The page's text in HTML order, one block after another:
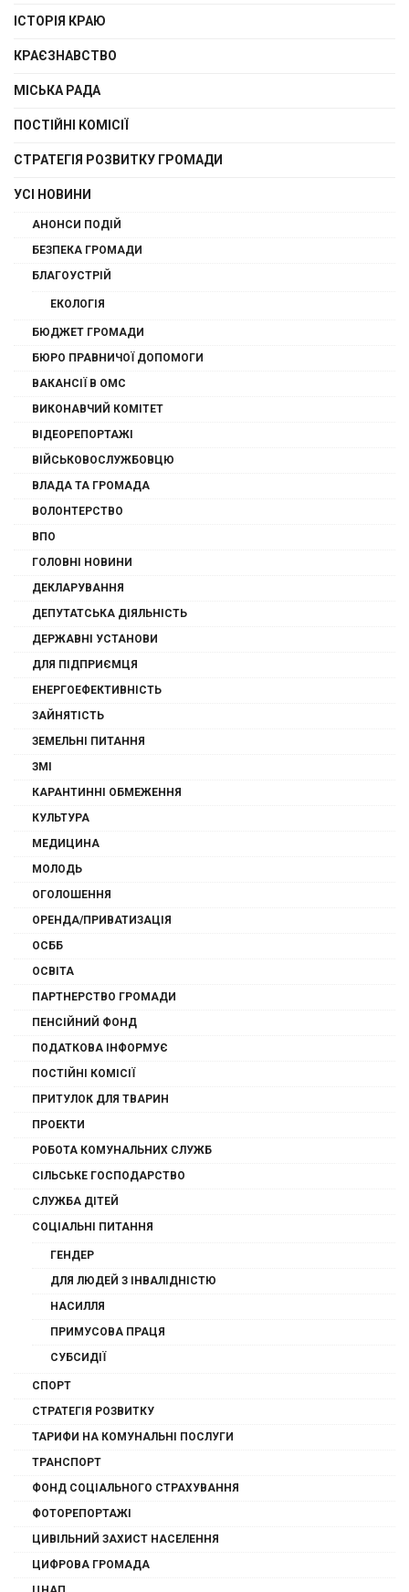
ІСТОРІЯ КРАЮ
КРАЄЗНАВСТВО
МІСЬКА РАДА
ПОСТІЙНІ КОМІСІЇ
СТРАТЕГІЯ РОЗВИТКУ ГРОМАДИ
УСІ НОВИНИ
АНОНСИ ПОДІЙ
БЕЗПЕКА ГРОМАДИ
БЛАГОУСТРІЙ
ЕКОЛОГІЯ
БЮДЖЕТ ГРОМАДИ
БЮРО ПРАВНИЧОЇ ДОПОМОГИ
ВАКАНСІЇ В ОМС
ВИКОНАВЧИЙ КОМІТЕТ
ВІДЕОРЕПОРТАЖІ
ВІЙСЬКОВОСЛУЖБОВЦЮ
ВЛАДА ТА ГРОМАДА
ВОЛОНТЕРСТВО
ВПО
ГОЛОВНІ НОВИНИ
ДЕКЛАРУВАННЯ
ДЕПУТАТСЬКА ДІЯЛЬНІСТЬ
ДЕРЖАВНІ УСТАНОВИ
ДЛЯ ПІДПРИЄМЦЯ
ЕНЕРГОЕФЕКТИВНІСТЬ
ЗАЙНЯТІСТЬ
ЗЕМЕЛЬНІ ПИТАННЯ
ЗМІ
КАРАНТИННІ ОБМЕЖЕННЯ
КУЛЬТУРА
МЕДИЦИНА
МОЛОДЬ
ОГОЛОШЕННЯ
ОРЕНДА/ПРИВАТИЗАЦІЯ
ОСББ
ОСВІТА
ПАРТНЕРСТВО ГРОМАДИ
ПЕНСІЙНИЙ ФОНД
ПОДАТКОВА ІНФОРМУЄ
ПОСТІЙНІ КОМІСІЇ
ПРИТУЛОК ДЛЯ ТВАРИН
ПРОЕКТИ
РОБОТА КОМУНАЛЬНИХ СЛУЖБ
СІЛЬСЬКЕ ГОСПОДАРСТВО
СЛУЖБА ДІТЕЙ
СОЦІАЛЬНІ ПИТАННЯ
ГЕНДЕР
ДЛЯ ЛЮДЕЙ З ІНВАЛІДНІСТЮ
НАСИЛЛЯ
ПРИМУСОВА ПРАЦЯ
СУБСИДІЇ
СПОРТ
СТРАТЕГІЯ РОЗВИТКУ
ТАРИФИ НА КОМУНАЛЬНІ ПОСЛУГИ
ТРАНСПОРТ
ФОНД СОЦІАЛЬНОГО СТРАХУВАННЯ
ФОТОРЕПОРТАЖІ
ЦИВІЛЬНИЙ ЗАХИСТ НАСЕЛЕННЯ
ЦИФРОВА ГРОМАДА